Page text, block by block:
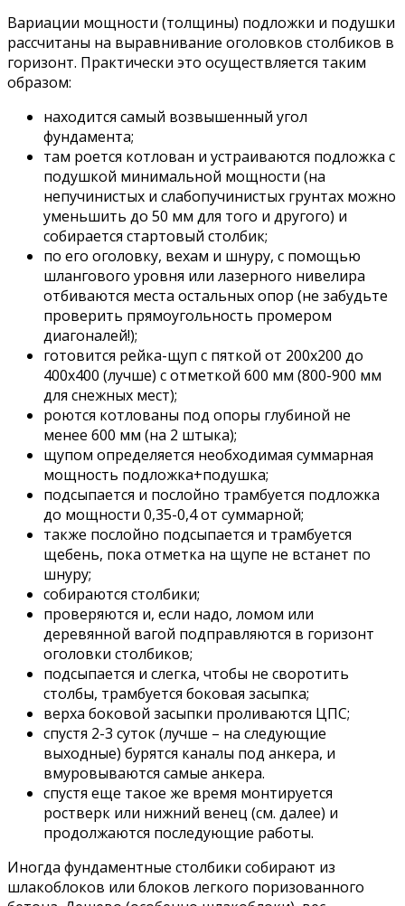
Вариации мощности (толщины) подложки и подушки
рассчитаны на выравнивание оголовков столбиков в
горизонт. Практически это осуществляется таким
образом:
находится самый возвышенный угол
фундамента;
там роется котлован и устраиваются подложка с
подушкой минимальной мощности (на
непучинистых и слабопучинистых грунтах можно
уменьшить до 50 мм для того и другого) и
собирается стартовый столбик;
по его оголовку, вехам и шнуру, с помощью
шлангового уровня или лазерного нивелира
отбиваются места остальных опор (не забудьте
проверить прямоугольность промером
диагоналей!);
готовится рейка-щуп с пяткой от 200х200 до
400х400 (лучше) с отметкой 600 мм (800-900 мм
для снежных мест);
роются котлованы под опоры глубиной не
менее 600 мм (на 2 штыка);
щупом определяется необходимая суммарная
мощность подложка+подушка;
подсыпается и послойно трамбуется подложка
до мощности 0,35-0,4 от суммарной;
также послойно подсыпается и трамбуется
щебень, пока отметка на щупе не встанет по
шнуру;
собираются столбики;
проверяются и, если надо, ломом или
деревянной вагой подправляются в горизонт
оголовки столбиков;
подсыпается и слегка, чтобы не своротить
столбы, трамбуется боковая засыпка;
верха боковой засыпки проливаются ЦПС;
спустя 2-3 суток (лучше – на следующие
выходные) бурятся каналы под анкера, и
вмуровываются самые анкера.
спустя еще такое же время монтируется
ростверк или нижний венец (см. далее) и
продолжаются последующие работы.
Иногда фундаментные столбики собирают из
шлакоблоков или блоков легкого поризованного